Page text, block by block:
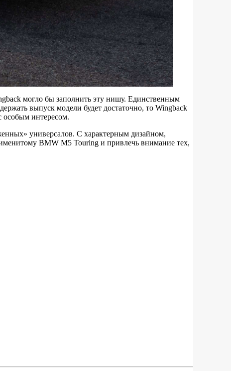
могло бы заполнить эту нишу. Единственным
выпуск модели будет достаточно, то Wingback
особым интересом.
универсалов. С характерным дизайном,
BMW M5 Touring и привлечь внимание тех,